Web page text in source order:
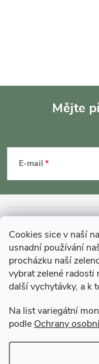
Cookies sice v naší
usnadní používání
procházku naší
vybrat zelené
další vychytávky, a k
Na list variegátní
podle Ochrany
p
a
Mějte
E-mail
MOHLO BY VÁS
O GARDNERS
Gardners Design -